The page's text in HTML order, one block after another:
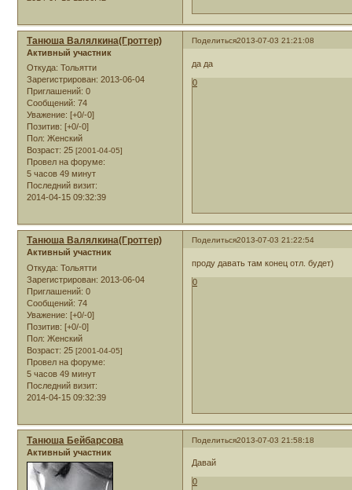
Поделиться2013-07-03 21:21:08
Танюша Валялкина(Гроттер)
Активный участник
Откуда: Тольятти
Зарегистрирован: 2013-06-04
Приглашений: 0
Сообщений: 74
Уважение: [+0/-0]
Позитив: [+0/-0]
Пол: Женский
Возраст: 25 [2001-04-05]
Провел на форуме:
5 часов 49 минут
Последний визит:
2014-04-15 09:32:39
да да
0
Поделиться2013-07-03 21:22:54
Танюша Валялкина(Гроттер)
Активный участник
Откуда: Тольятти
Зарегистрирован: 2013-06-04
Приглашений: 0
Сообщений: 74
Уважение: [+0/-0]
Позитив: [+0/-0]
Пол: Женский
Возраст: 25 [2001-04-05]
Провел на форуме:
5 часов 49 минут
Последний визит:
2014-04-15 09:32:39
проду давать там конец отл. будет)
0
Поделиться2013-07-03 21:58:18
Танюша Бейбарсова
Активный участник
Давай
0